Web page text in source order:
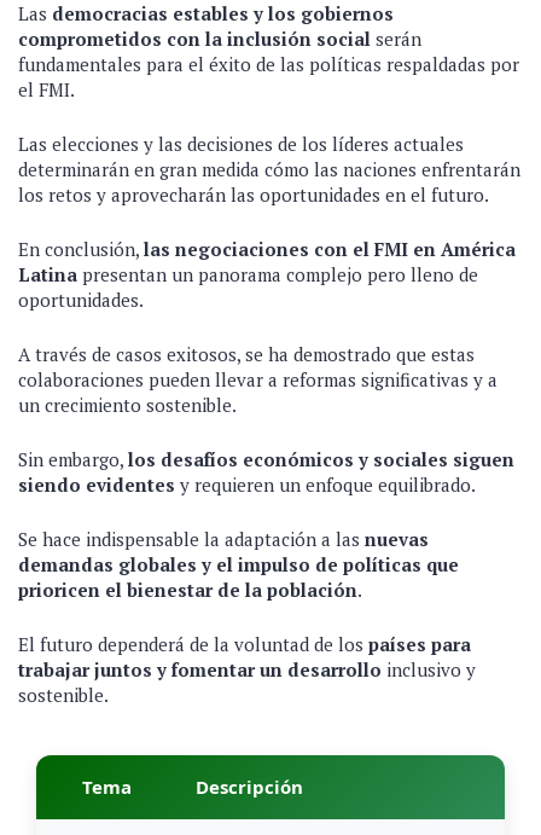
Las democracias estables y los gobiernos
comprometidos con la inclusión social serán
fundamentales para el éxito de las políticas respaldadas por
el FMI.
Las elecciones y las decisiones de los líderes actuales
determinarán en gran medida cómo las naciones enfrentarán
los retos y aprovecharán las oportunidades en el futuro.
En conclusión, las negociaciones con el FMI en América
Latina presentan un panorama complejo pero lleno de
oportunidades.
A través de casos exitosos, se ha demostrado que estas
colaboraciones pueden llevar a reformas significativas y a
un crecimiento sostenible.
Sin embargo, los desafíos económicos y sociales siguen
siendo evidentes y requieren un enfoque equilibrado.
Se hace indispensable la adaptación a las nuevas
demandas globales y el impulso de políticas que
prioricen el bienestar de la población.
El futuro dependerá de la voluntad de los países para
trabajar juntos y fomentar un desarrollo inclusivo y
sostenible.
Tema Descripción